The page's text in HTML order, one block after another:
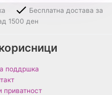
Бесплатна достава за
1500 ден
поддршка
приватност